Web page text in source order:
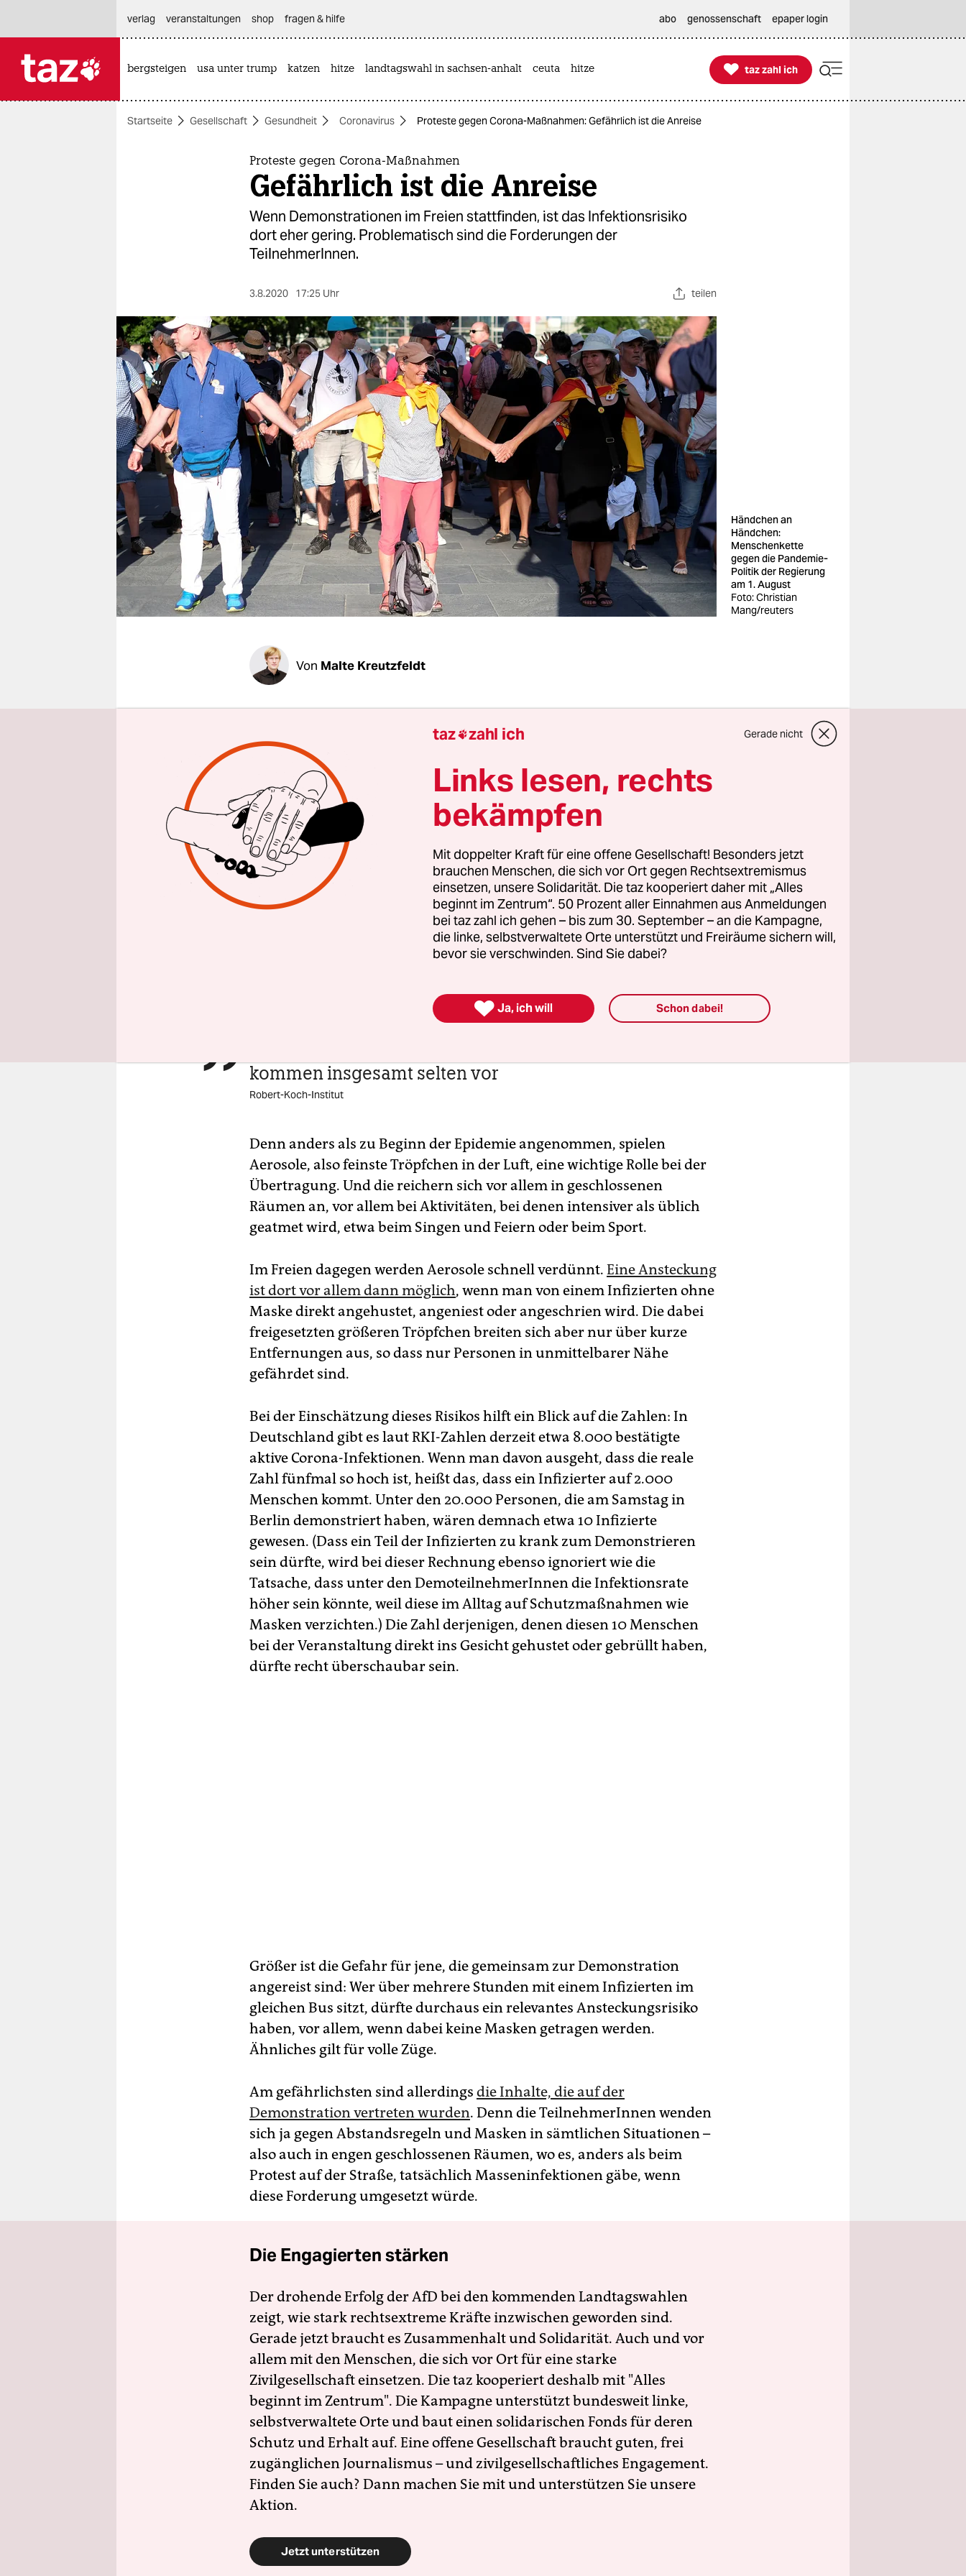
themen
berlin
nord
wahrheit
verlag
verlag
veranstaltungen
fragen & hilfe
unterstützen
genossenschaft
verlag
veranstaltungen shop fragen & hilfe abo genossenschaft epaper login
bergsteigen usa unter trump katzen hitze landtagswahl in sachsen-anhalt ceuta hitze 
taz zahl ich
taz zahl ich
Startseite Gesellschaft Gesundheit Coronavirus Proteste gegen Corona-Maßnahmen: Gefährlich ist die Anreise
Proteste gegen Corona-Maßnahmen
Gefährlich ist die Anreise
Wenn Demonstrationen im Freien stattfinden, ist das Infektionsrisiko
dort eher gering. Problematisch sind die Forderungen der
TeilnehmerInnen.
3.8.2020 17:25 Uhr teilen
Händchen an
Händchen:
Menschenkette
gegen die Pandemie-
Politik der Regierung
am 1. August
Foto: Christian
Mang/reuters
Von Malte Kreutzfeldt
„Wir sind die zweite Welle“, haben die DemonstrantInnen gegen die
Corona-Maßnahmen
am Samstag in Berlin gebrüllt – und viele
fürchten, dass sie zumindest mit
dieser Aussage recht haben
, weil sie
mit ihrer Großveranstaltung massiv zur weiteren Ausbreitung der
Krankheit beigetragen haben. Ob das tatsächlich der Fall ist, ist aber
zweifelhaft.
Zumindest bei der Teilnahme an der Demonstration oder der
Kundgebung selbst dürfte das Ansteckungsrisiko eher gering gewesen
sein. Denn diese fanden unter freiem Himmel statt. Und nachdem
diverse Studien gezeigt haben, dass Massenansteckungen mit dem
Coronavirus vor allem in geschlossenen Räumen stattfinden, sagt auch
Außenbereich kommen insgesamt selten vor.“

kommen insgesamt selten vor
Robert-Koch-Institut
Denn anders als zu Beginn der Epidemie angenommen, spielen
Aerosole, also feinste Tröpfchen in der Luft, eine wichtige Rolle bei der
Übertragung. Und die reichern sich vor allem in geschlossenen
Räumen an, vor allem bei Aktivitäten, bei denen intensiver als üblich
geatmet wird, etwa beim Singen und Feiern oder beim Sport.
Im Freien dagegen werden Aerosole schnell verdünnt. Eine Ansteckung
ist dort vor allem dann möglich, wenn man von einem Infizierten ohne
Maske direkt angehustet, angeniest oder angeschrien wird. Die dabei
freigesetzten größeren Tröpfchen breiten sich aber nur über kurze
Entfernungen aus, so dass nur Personen in unmittelbarer Nähe
gefährdet sind.
Bei der Einschätzung dieses Risikos hilft ein Blick auf die Zahlen: In
Deutschland gibt es laut RKI-Zahlen derzeit etwa 8.000 bestätigte
aktive Corona-Infektionen. Wenn man davon ausgeht, dass die reale
Zahl fünfmal so hoch ist, heißt das, dass ein Infizierter auf 2.000
Menschen kommt. Unter den 20.000 Personen, die am Samstag in
Berlin demonstriert haben, wären demnach etwa 10 Infizierte
gewesen. (Dass ein Teil der Infizierten zu krank zum Demonstrieren
sein dürfte, wird bei dieser Rechnung ebenso ignoriert wie die
Tatsache, dass unter den DemoteilnehmerInnen die Infektionsrate
höher sein könnte, weil diese im Alltag auf Schutzmaßnahmen wie
Masken verzichten.) Die Zahl derjenigen, denen diesen 10 Menschen
bei der Veranstaltung direkt ins Gesicht gehustet oder gebrüllt haben,
dürfte recht überschaubar sein.
Größer ist die Gefahr für jene, die gemeinsam zur Demonstration
angereist sind: Wer über mehrere Stunden mit einem Infizierten im
gleichen Bus sitzt, dürfte durchaus ein relevantes Ansteckungsrisiko
haben, vor allem, wenn dabei keine Masken getragen werden.
Ähnliches gilt für volle Züge.
Am gefährlichsten sind allerdings die Inhalte, die auf der
Demonstration vertreten wurden. Denn die TeilnehmerInnen wenden
sich ja gegen Abstandsregeln und Masken in sämtlichen Situationen –
also auch in engen geschlossenen Räumen, wo es, anders als beim
Protest auf der Straße, tatsächlich Masseninfektionen gäbe, wenn
diese Forderung umgesetzt würde.
Die Engagierten stärken
Der drohende Erfolg der AfD bei den kommenden Landtagswahlen
zeigt, wie stark rechtsextreme Kräfte inzwischen geworden sind.
Gerade jetzt braucht es Zusammenhalt und Solidarität. Auch und vor
allem mit den Menschen, die sich vor Ort für eine starke
Zivilgesellschaft einsetzen. Die taz kooperiert deshalb mit "Alles
beginnt im Zentrum". Die Kampagne unterstützt bundesweit linke,
selbstverwaltete Orte und baut einen solidarischen Fonds für deren
Schutz und Erhalt auf. Eine offene Gesellschaft braucht guten, frei
zugänglichen Journalismus – und zivilgesellschaftliches Engagement.
Finden Sie auch? Dann machen Sie mit und unterstützen Sie unsere
Aktion.
Jetzt unterstützen
taz zahl ich Gerade nicht
Links lesen, rechts
bekämpfen
Mit doppelter Kraft für eine offene Gesellschaft! Besonders jetzt
brauchen Menschen, die sich vor Ort gegen Rechtsextremismus
einsetzen, unsere Solidarität. Die taz kooperiert daher mit „Alles
beginnt im Zentrum“. 50 Prozent aller Einnahmen aus Anmeldungen
bei taz zahl ich gehen – bis zum 30. September – an die Kampagne,
die linke, selbstverwaltete Orte unterstützt und Freiräume sichern will,
bevor sie verschwinden. Sind Sie dabei?
 Ja, ich will Schon dabei!